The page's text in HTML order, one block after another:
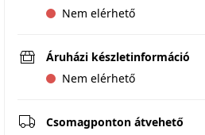
Nem elérhető
Áruházi készletinformáció
Nem elérhető
Csomagponton átvehető